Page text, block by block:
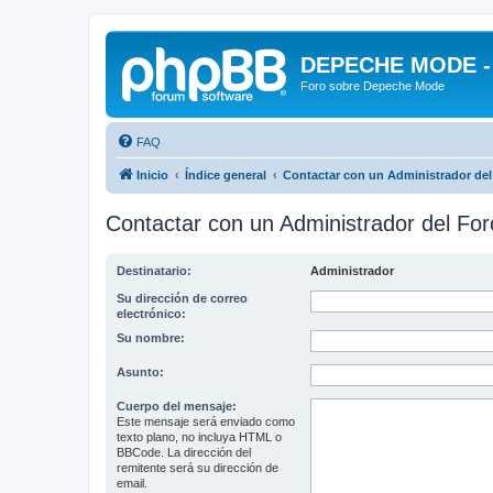
DEPECHE MODE
Foro sobre Depeche Mode
FAQ
Inicio Índice general Contactar con un Administrador
Contactar con un Administrador del
Destinatario: Administrador
Su dirección de correo
electrónico:
Su nombre:
Asunto:
Cuerpo del mensaje:
Este mensaje será enviado como
texto plano, no incluya HTML o
BBCode. La dirección del
remitente será su dirección de
email.